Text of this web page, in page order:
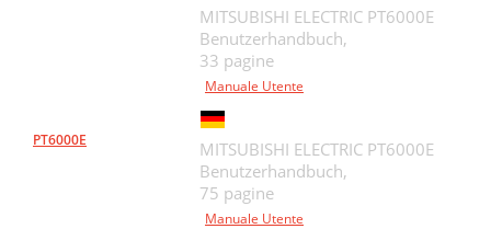
PT6000E
MITSUBISHI ELECTRIC PT6000E
Benutzerhandbuch,
33 pagine
Manuale Utente
MITSUBISHI ELECTRIC PT6000E
Benutzerhandbuch,
75 pagine
Manuale Utente